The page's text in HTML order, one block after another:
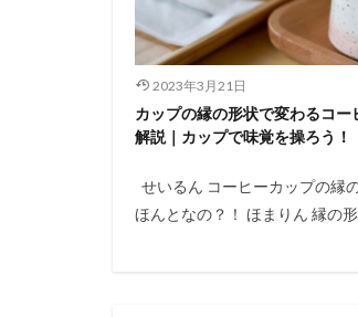
2023年3月21日
カップの縁の形状で変わるコー
解説｜カップで味覚を操ろう！
せいるん コーヒーカップの縁
ほんとなの？！ ほまりん 縁の